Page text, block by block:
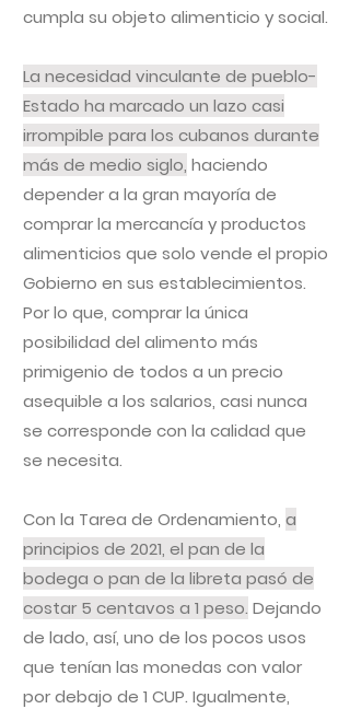
cumpla su objeto alimenticio y social.
La necesidad vinculante de pueblo-
Estado ha marcado un lazo casi
irrompible para los cubanos durante
más de medio siglo, haciendo
depender a la gran mayoría de
comprar la mercancía y productos
alimenticios que solo vende el propio
Gobierno en sus establecimientos.
Por lo que, comprar la única
posibilidad del alimento más
primigenio de todos a un precio
asequible a los salarios, casi nunca
se corresponde con la calidad que
se necesita.
Con la Tarea de Ordenamiento, a
principios de 2021, el pan de la
bodega o pan de la libreta pasó de
costar 5 centavos a 1 peso. Dejando
de lado, así, uno de los pocos usos
que tenían las monedas con valor
por debajo de 1 CUP. Igualmente,